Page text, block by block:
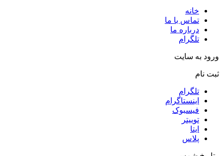
خانه
تماس با ما
درباره ما
تلگرام
ورود به سایت
ثبت نام
تلگرام
اینستاگرام
فیسبوک
توییتر
ایتا
پلاس